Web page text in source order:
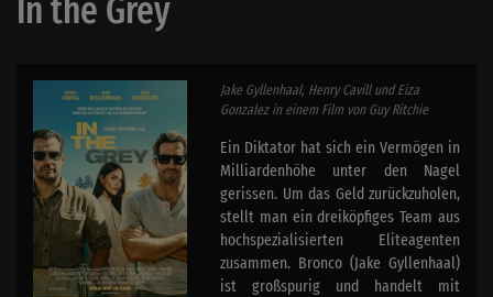
In the Grey
Jake Gyllenhaal, Henry Cavill und Eiza
Gonzalez in einem Film von Guy Ritchie
Ein Diktator hat sich ein Vermögen in
Milliardenhöhe unter den Nagel
gerissen. Um das Geld zurückzuholen,
stellt man ein dreiköpfiges Team aus
hochspezialisierten Eliteagenten
zusammen. Bronco (Jake Gyllenhaal)
ist großspurig und handelt mit